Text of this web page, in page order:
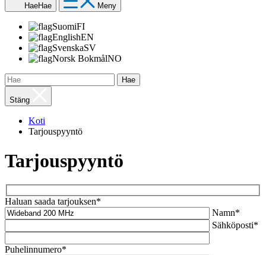
HaeHae Meny
SuomiFI
EnglishEN
SvenskaSV
Norsk BokmålNO
Hae
Stäng
Koti
Tarjouspyyntö
Tarjouspyyntö
Haluan saada tarjouksen*
Namn*
Sähköposti*
Puhelinnumero*